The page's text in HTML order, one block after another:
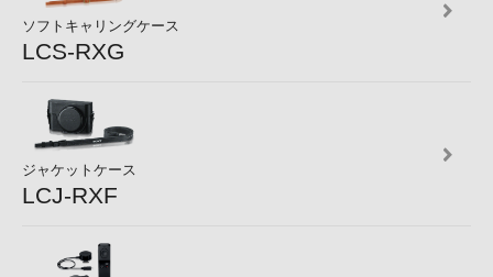
ソフトキャリングケース
LCS-RXG
ジャケットケース
LCJ-RXF